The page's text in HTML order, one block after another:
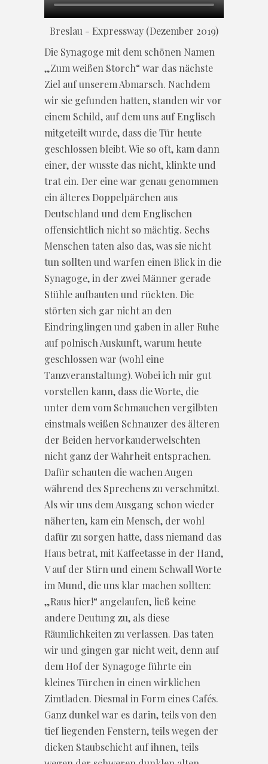
Breslau - Expressway (Dezember 2019)
Die Synagoge mit dem schönen Namen
„Zum weißen Storch“ war das nächste
Ziel auf unserem Abmarsch. Nachdem
wir sie gefunden hatten, standen wir vor
einem Schild, auf dem uns auf Englisch
mitgeteilt wurde, dass die Tür heute
geschlossen bleibt. Wie so oft, kam dann
einer, der wusste das nicht, klinkte und
trat ein. Der eine war genau genommen
ein älteres Doppelpärchen aus
Deutschland und dem Englischen
offensichtlich nicht so mächtig. Sechs
Menschen taten also das, was sie nicht
tun sollten und warfen einen Blick in die
Synagoge, in der zwei Männer gerade
Stühle aufbauten und rückten. Die
störten sich gar nicht an den
Eindringlingen und gaben in aller Ruhe
auf polnisch Auskunft, warum heute
geschlossen war (wohl eine
Tanzveranstaltung). Wobei ich mir gut
vorstellen kann, dass die Worte, die
unter dem vom Schmauchen vergilbten
einstmals weißen Schnauzer des älteren
der Beiden hervorkauderwelschten
nicht ganz der Wahrheit entsprachen.
Dafür schauten die wachen Augen
während des Sprechens zu verschmitzt.
Als wir uns dem Ausgang schon wieder
näherten, kam ein Mensch, der wohl
dafür zu sorgen hatte, dass niemand das
Haus betrat, mit Kaffeetasse in der Hand,
V auf der Stirn und einem Schwall Worte
im Mund, die uns klar machen sollten:
„Raus hier!“ angelaufen, ließ keine
andere Deutung zu, als diese
Räumlichkeiten zu verlassen. Das taten
wir und gingen gar nicht weit, denn auf
dem Hof der Synagoge führte ein
kleines Türchen in einen wirklichen
Zimtladen. Diesmal in Form eines Cafés.
Ganz dunkel war es darin, teils von den
tief liegenden Fenstern, teils wegen der
dicken Staubschicht auf ihnen, teils